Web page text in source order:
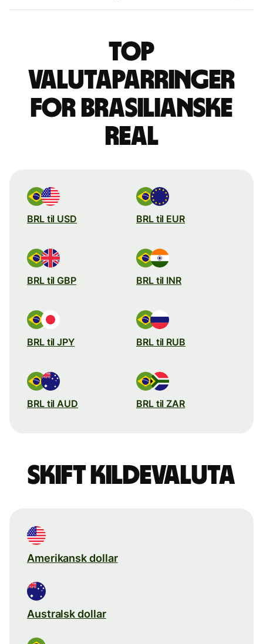
Top
valutaparringer
for brasilianske
real
BRL til USD BRL til EUR
BRL til GBP BRL til INR
BRL til JPY BRL til RUB
BRL til AUD BRL til ZAR
Skift kildevaluta
Amerikansk dollar
Australsk dollar